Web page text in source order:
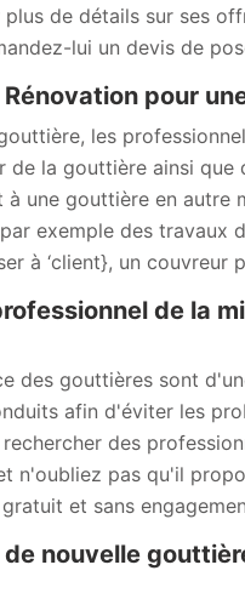
de détails sur ses
lui un devis de
pour
les
la gouttière ainsi que
une gouttière en autre
exemple des travaux
à ‘client}, un couvreur
de la
des gouttières sont
afin d'éviter les
des
n'oubliez pas qu'il
et sans
nouvelle